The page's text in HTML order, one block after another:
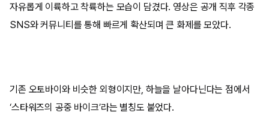
자유롭게 이륙하고 착륙하는 모습이 담겼다. 영상은 공개 직후 각종
SNS와 커뮤니티를 통해 빠르게 확산되며 큰 화제를 모았다.
기존 오토바이와 비슷한 외형이지만, 하늘을 날아다닌다는 점에서
‘스타워즈의 공중 바이크’라는 별칭도 붙었다.